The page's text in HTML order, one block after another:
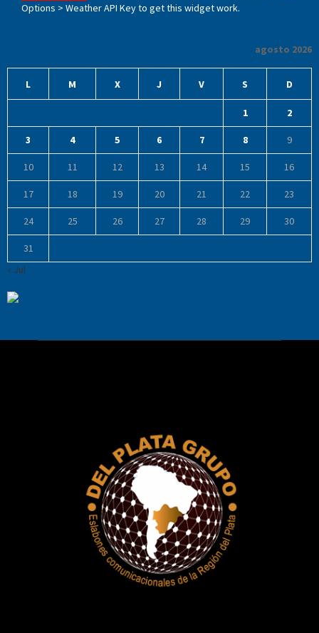
Options > Weather API Key to get this widget work.
agosto 2026
L M X J V S D
1 2
3 4 5 6 7 8 9
10 11 12 13 14 15 16
17 18 19 20 21 22 23
24 25 26 27 28 29 30
31
« Jul